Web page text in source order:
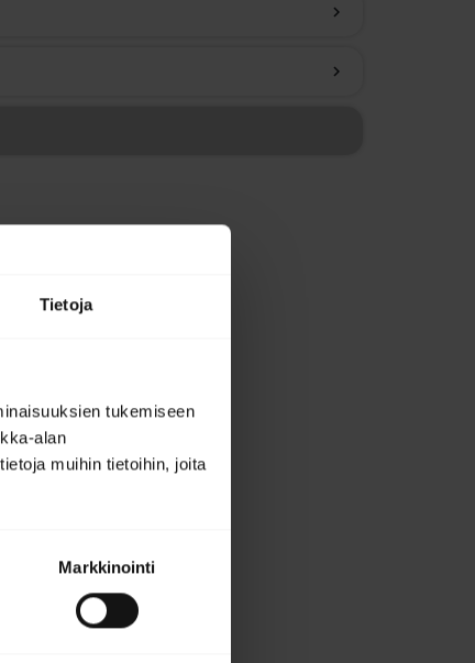
Tietoja
tukemiseen
alan
muihin tietoihin, joita
Markkinointi
chevron_right
chevron_right